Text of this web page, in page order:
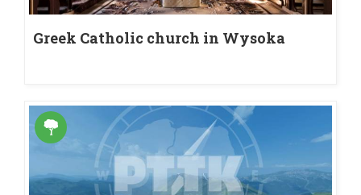
Greek Catholic church in Wysoka